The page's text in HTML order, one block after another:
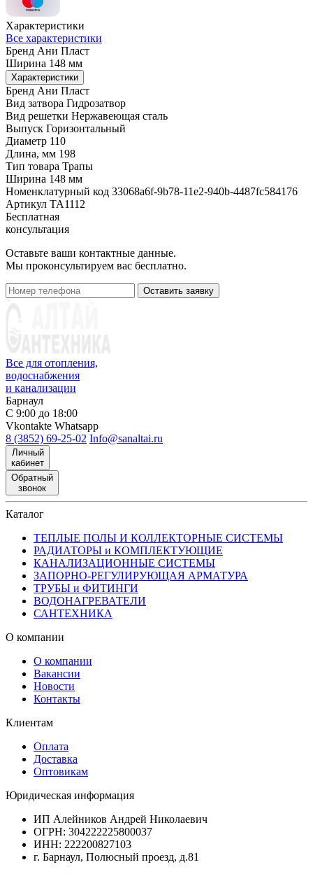
Характеристики
Все характеристики
Бренд Ани Пласт
Ширина 148 мм
Характеристики
Бренд Ани Пласт
Вид затвора Гидрозатвор
Вид решетки Нержавеющая сталь
Выпуск Горизонтальный
Диаметр 110
Длина, мм 198
Тип товара Трапы
Ширина 148 мм
Номенклатурный код 33068a6f-9b78-11e2-940b-4487fc584176
Артикул ТА1112
Бесплатная
консультация
Оставьте ваши контактные данные.
Мы проконсультируем вас бесплатно.
Оставить заявку
Все для отопления,
водоснабжения
и канализации
Барнаул
С 9:00 до 18:00
Vkontakte Whatsapp
8 (3852) 69-25-02 Info@sanaltai.ru
Личный
кабинет
Обратный
звонок
Каталог
ТЕПЛЫЕ ПОЛЫ И КОЛЛЕКТОРНЫЕ СИСТЕМЫ
РАДИАТОРЫ и КОМПЛЕКТУЮЩИЕ
КАНАЛИЗАЦИОННЫЕ СИСТЕМЫ
ЗАПОРНО-РЕГУЛИРУЮЩАЯ АРМАТУРА
ТРУБЫ и ФИТИНГИ
ВОДОНАГРЕВАТЕЛИ
САНТЕХНИКА
О компании
О компании
Вакансии
Новости
Контакты
Клиентам
Оплата
Доставка
Оптовикам
Юридическая информация
ИП Алейников Андрей Николаевич
ОГРН: 304222225800037
ИНН: 222200827103
г. Барнаул, Полюсный проезд, д.81